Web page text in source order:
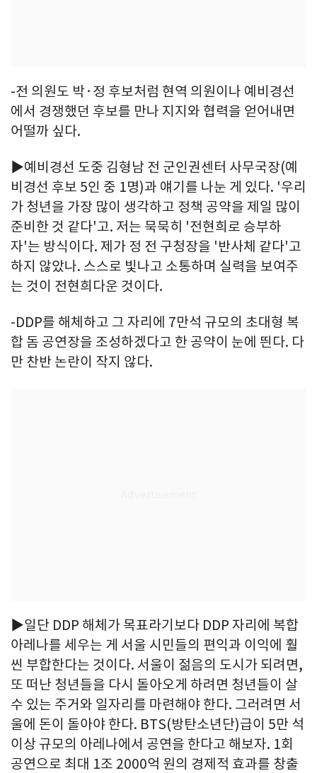
-전 의원도 박·정 후보처럼 현역 의원이나 예비경선
에서 경쟁했던 후보를 만나 지지와 협력을 얻어내면
어떨까 싶다.
▶예비경선 도중 김형남 전 군인권센터 사무국장(예
비경선 후보 5인 중 1명)과 얘기를 나눈 게 있다. '우리
가 청년을 가장 많이 생각하고 정책 공약을 제일 많이
준비한 것 같다'고. 저는 묵묵히 '전현희로 승부하
자'는 방식이다. 제가 정 전 구청장을 '반사체 같다'고
하지 않았나. 스스로 빛나고 소통하며 실력을 보여주
는 것이 전현희다운 것이다.
-DDP를 해체하고 그 자리에 7만석 규모의 초대형 복
합 돔 공연장을 조성하겠다고 한 공약이 눈에 띈다. 다
만 찬반 논란이 작지 않다.
▶일단 DDP 해체가 목표라기보다 DDP 자리에 복합
아레나를 세우는 게 서울 시민들의 편익과 이익에 훨
씬 부합한다는 것이다. 서울이 젊음의 도시가 되려면,
또 떠난 청년들을 다시 돌아오게 하려면 청년들이 살
수 있는 주거와 일자리를 마련해야 한다. 그러려면 서
울에 돈이 돌아야 한다. BTS(방탄소년단)급이 5만 석
이상 규모의 아레나에서 공연을 한다고 해보자. 1회
공연으로 최대 1조 2000억 원의 경제적 효과를 창출